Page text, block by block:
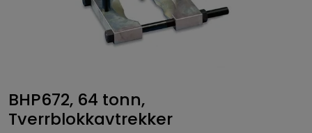
BHP672, 64 tonn,
Tverrblokkavtrekker